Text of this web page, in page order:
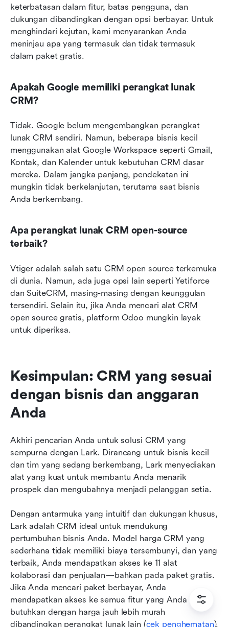
keterbatasan dalam fitur, batas pengguna, dan
dukungan dibandingkan dengan opsi berbayar. Untuk
menghindari kejutan, kami menyarankan Anda
meninjau apa yang termasuk dan tidak termasuk
dalam paket gratis.
Apakah Google memiliki perangkat lunak
CRM?
Tidak. Google belum mengembangkan perangkat
lunak CRM sendiri. Namun, beberapa bisnis kecil
menggunakan alat Google Workspace seperti Gmail,
Kontak, dan Kalender untuk kebutuhan CRM dasar
mereka. Dalam jangka panjang, pendekatan ini
mungkin tidak berkelanjutan, terutama saat bisnis
Anda berkembang.
Apa perangkat lunak CRM open-source
terbaik?
Vtiger adalah salah satu CRM open source terkemuka
di dunia. Namun, ada juga opsi lain seperti Yetiforce
dan SuiteCRM, masing-masing dengan keunggulan
tersendiri. Selain itu, jika Anda mencari alat CRM
open source gratis, platform Odoo mungkin layak
untuk diperiksa.
Kesimpulan: CRM yang sesuai
dengan bisnis dan anggaran
Anda
Akhiri pencarian Anda untuk solusi CRM yang
sempurna dengan Lark. Dirancang untuk bisnis kecil
dan tim yang sedang berkembang, Lark menyediakan
alat yang kuat untuk membantu Anda menarik
prospek dan mengubahnya menjadi pelanggan setia.
Dengan antarmuka yang intuitif dan dukungan khusus,
Lark adalah CRM ideal untuk mendukung
pertumbuhan bisnis Anda. Model harga CRM yang
sederhana tidak memiliki biaya tersembunyi, dan yang
terbaik, Anda mendapatkan akses ke 11 alat
kolaborasi dan penjualan—bahkan pada paket gratis.
Jika Anda mencari paket berbayar, Anda
mendapatkan akses ke semua fitur yang Anda
butuhkan dengan harga jauh lebih murah
dibandingkan perangkat lunak lain (cek penghematan).